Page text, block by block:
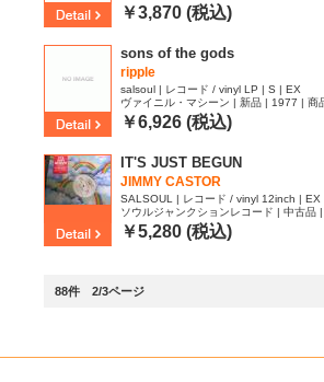
￥3,870 (税込)
sons of the gods
ripple
salsoul | レコード / vinyl LP | S | EX
ヴァイニル・マシーン | 新品 | 1977 | 商
￥6,926 (税込)
IT'S JUST BEGUN
JIMMY CASTOR
SALSOUL | レコード / vinyl 12inch | EX
ソウルジャンクションレコード | 中古品
636
￥5,280 (税込)
88件 2/3ページ